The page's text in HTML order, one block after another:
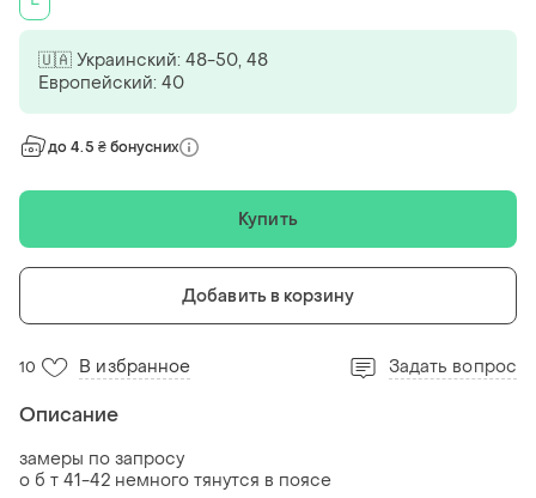
🇺🇦 Украинский: 48-50, 48
Европейский: 40
до 4.5 ₴ бонусних
Купить
Добавить в корзину
10 В избранное Задать вопрос
Описание
замеры по запросу
о б т 41-42 немного тянутся в поясе